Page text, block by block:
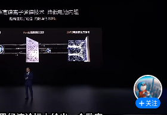
关注